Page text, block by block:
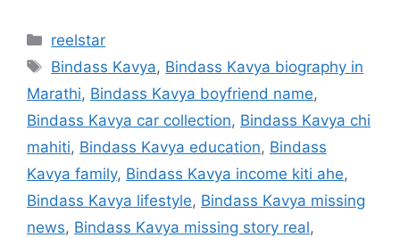
Categories
reelstar
Tags
Bindass Kavya, Bindass Kavya biography in
Marathi, Bindass Kavya boyfriend name,
Bindass Kavya car collection, Bindass Kavya chi
mahiti, Bindass Kavya education, Bindass
Kavya family, Bindass Kavya income kiti ahe,
Bindass Kavya lifestyle, Bindass Kavya missing
news, Bindass Kavya missing story real,